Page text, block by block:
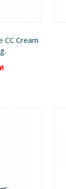
CC Cream